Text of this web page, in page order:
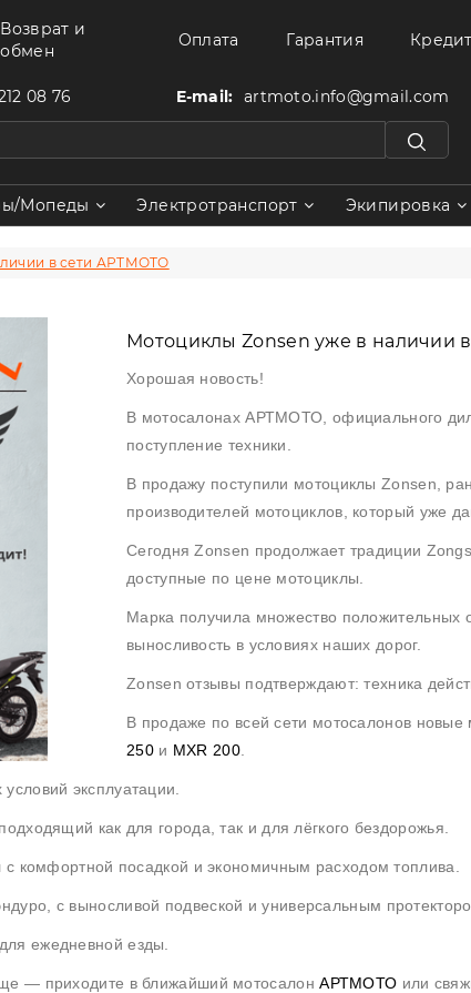
Возврат и
обмен
Оплата Гарантия Кредит
08 76 E-mail: artmoto.info@gmail.com
Мопеды Электротранспорт Экипировка
в сети АРТМОТО
Мотоциклы Zonsen уже в наличии
Хорошая новость!
В мотосалонах АРТМОТО, официального
поступление техники.
В продажу поступили мотоциклы Zonsen,
производителей мотоциклов, который уже
Сегодня Zonsen продолжает традиции
доступные по цене мотоциклы.
Марка получила множество положительных
выносливость в условиях наших дорог.
Zonsen отзывы подтверждают: техника
В продаже по всей сети мотосалонов
250и MXR 200.
эксплуатации.
как для города, так и для лёгкого бездорожья.
комфортной посадкой и экономичным расходом топлива.
с выносливой подвеской и универсальным
ежедневной езды.
— приходите в ближайший мотосалонАРТМОТО или